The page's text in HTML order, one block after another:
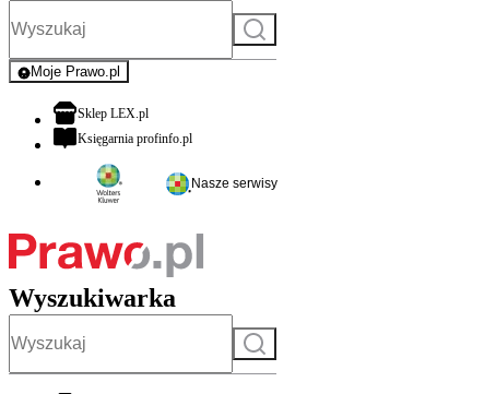
Szukaj
Moje Prawo.pl
- rejestracja i logowanie do serwisu
Sklep LEX.plotwiera się w nowej karcie
Księgarnia profinfo.plotwiera się w nowej karcie
Nasze serwisy
Wyszukiwarka
Szukaj